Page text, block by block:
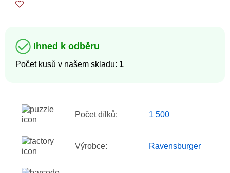
Ihned k odběru
Počet kusů v našem skladu: 1
Počet dílků: 1 500
Výrobce: Ravensburger